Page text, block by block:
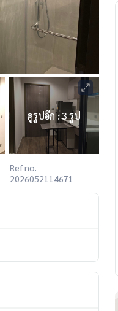
ดูรูปอีก : 3 รูป
Ref no.
2026052114671